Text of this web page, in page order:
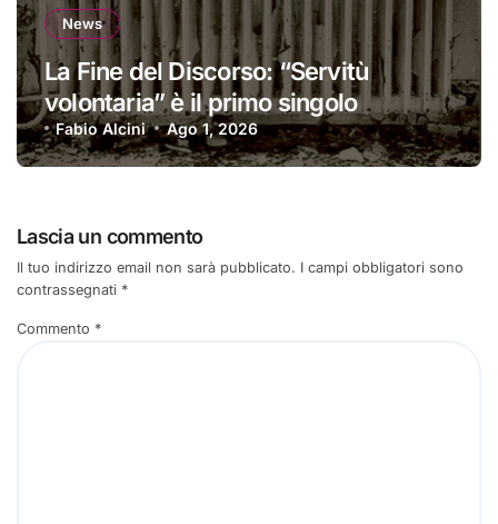
News
La Fine del Discorso: “Servitù
volontaria” è il primo singolo
Fabio Alcini Ago 1, 2026
Lascia un commento
Il tuo indirizzo email non sarà pubblicato. I campi obbligatori sono
contrassegnati *
Commento *